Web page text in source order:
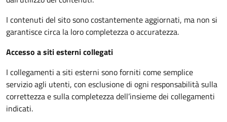
I contenuti del sito sono costantemente aggiornati, ma non si
garantisce circa la loro completezza o accuratezza.
Accesso a siti esterni collegati
I collegamenti a siti esterni sono forniti come semplice
servizio agli utenti, con esclusione di ogni responsabilità sulla
correttezza e sulla completezza dell’insieme dei collegamenti
indicati.